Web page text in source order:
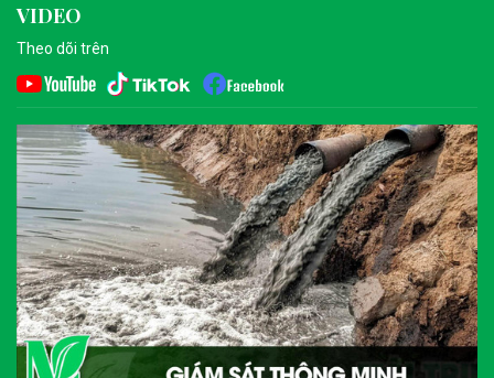
VIDEO
Theo dõi trên